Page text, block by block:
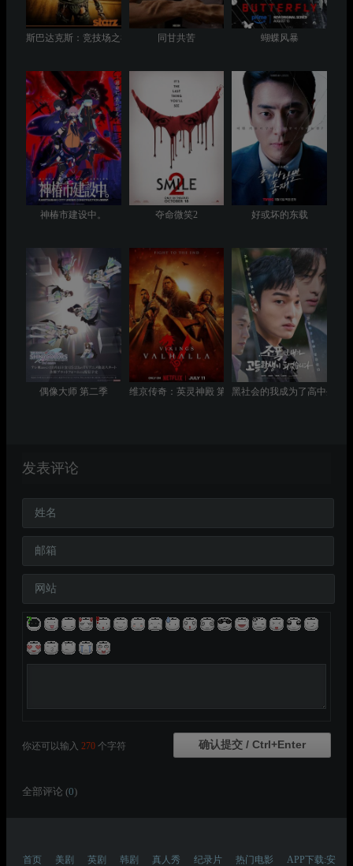
斯巴达克斯：竞技场之神 同甘共苦 蝴蝶风暴
神椿市建设中。 夺命微笑2 好或坏的东载
偶像大师 第二季 维京传奇：英灵神殿 第三季黑社会的我成为了高中生
发表评论
姓名
邮箱
网站
你还可以输入 270 个字符
全部评论 (0)
首页 美剧 英剧 韩剧 真人秀 纪录片 热门电影 APP下载:安